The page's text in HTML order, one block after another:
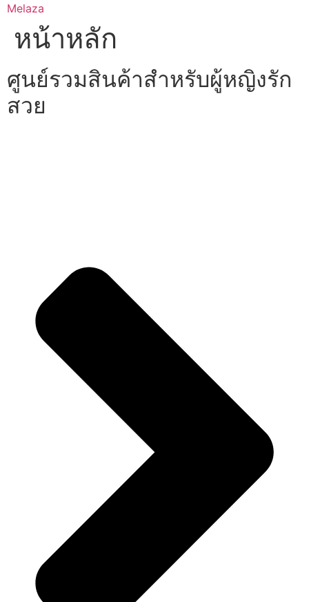
Skip
content
Melaza
หน้าหลัก
ศูนย์รวมสินค้าสำหรับผู้หญิงรัก
สวย